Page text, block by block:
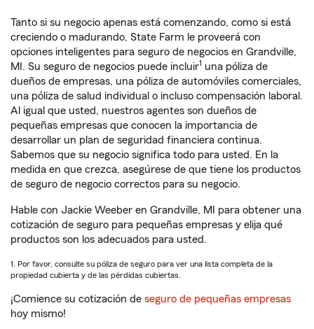
Tanto si su negocio apenas está comenzando, como si está
creciendo o madurando, State Farm le proveerá con
opciones inteligentes para seguro de negocios en Grandville,
MI. Su seguro de negocios puede incluir1 una póliza de
dueños de empresas, una póliza de automóviles comerciales,
una póliza de salud individual o incluso compensación laboral.
Al igual que usted, nuestros agentes son dueños de
pequeñas empresas que conocen la importancia de
desarrollar un plan de seguridad financiera continua.
Sabemos que su negocio significa todo para usted. En la
medida en que crezca, asegúrese de que tiene los productos
de seguro de negocio correctos para su negocio.
Hable con Jackie Weeber en Grandville, MI para obtener una
cotización de seguro para pequeñas empresas y elija qué
productos son los adecuados para usted.
1. Por favor, consulte su póliza de seguro para ver una lista completa de la
propiedad cubierta y de las pérdidas cubiertas.
¡Comience su cotización de seguro de pequeñas empresas
hoy mismo!